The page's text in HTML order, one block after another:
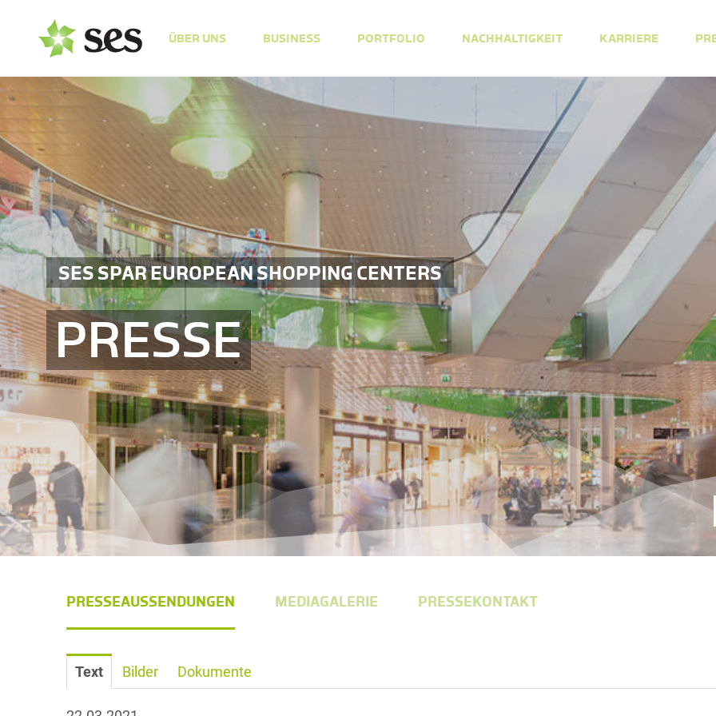
ÜBER UNS BUSINESS PORTFOLIO NACHHALTIGKEIT KARRIERE
SES SPAR EUROPEAN SHOPPING CENTERS
PRESSE
PRESSEAUSSENDUNGEN MEDIAGALERIE PRESSEKONTAKT
Text Bilder Dokumente